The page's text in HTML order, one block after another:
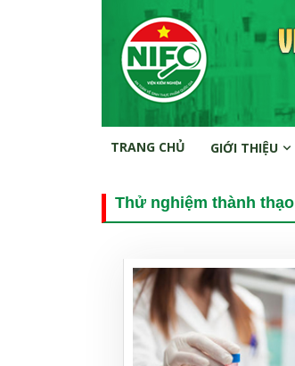
TRANG CHỦ GIỚI THIỆU
Thử nghiệm thành thạo